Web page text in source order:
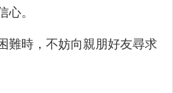
心。
難時，不妨向親朋好友尋求